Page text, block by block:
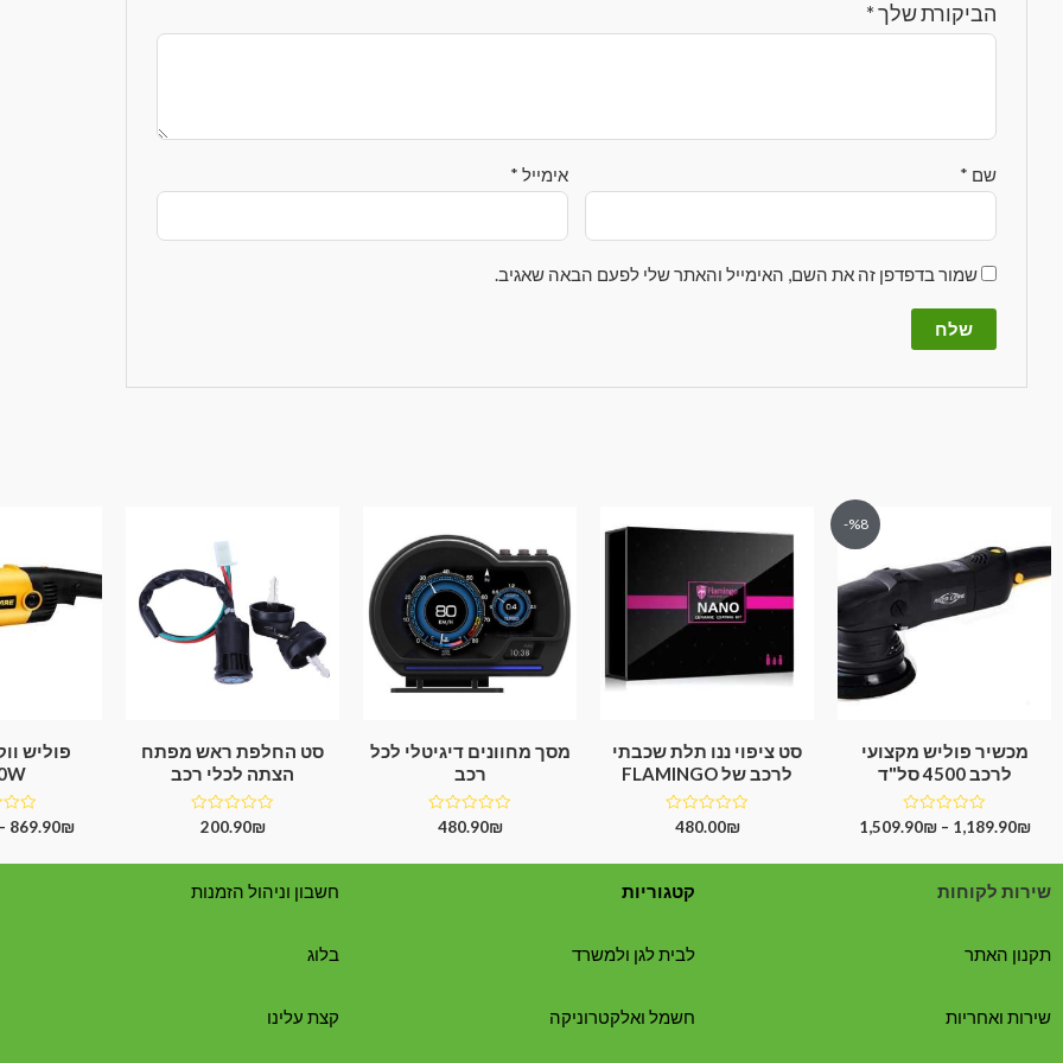
הביקורת שלך*
שם * אימייל *
שמור בדפדפן זה את השם, האימייל והאתר שלי לפעם הבאה שאגיב.
%8-
מכשיר פוליש מקצועי
לרכב 4500 סל"ד
דורג
0
5
1,189.90₪
–
1,509.90₪
סט ציפוי ננו תלת שכבתי
לרכב של FLAMINGO
דורג
5
480.00₪
מסך מחוונים דיגיטלי לכל
רכב
דורג
5
480.90₪
סט החלפת ראש מפתח
הצתה לכלי רכב
דורג
5
200.90₪
פוליש
דורג
0
5
869.90₪
שירות לקוחות
תקנון האתר
שירות ואחריות
קטגוריות
לבית לגן ולמשרד
חשמל ואלקטרוניקה
חשבון וניהול הזמנות
בלוג
קצת עלינו